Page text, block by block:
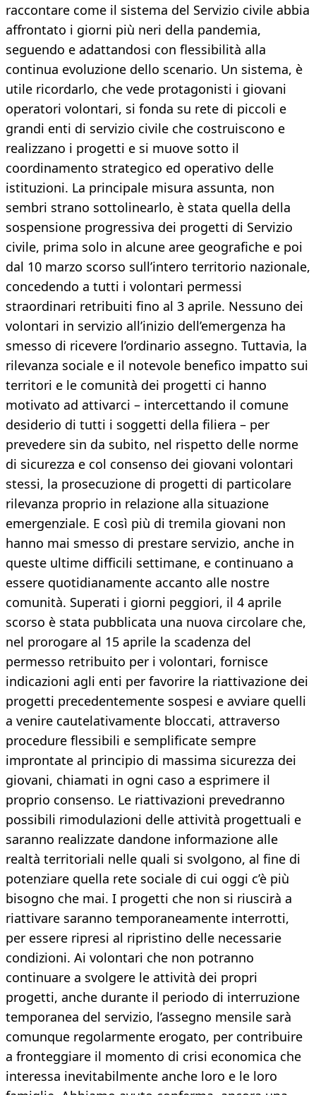
raccontare come il sistema del Servizio civile abbia
affrontato i giorni più neri della pandemia,
seguendo e adattandosi con flessibilità alla
continua evoluzione dello scenario. Un sistema, è
utile ricordarlo, che vede protagonisti i giovani
operatori volontari, si fonda su rete di piccoli e
grandi enti di servizio civile che costruiscono e
realizzano i progetti e si muove sotto il
coordinamento strategico ed operativo delle
istituzioni. La principale misura assunta, non
sembri strano sottolinearlo, è stata quella della
sospensione progressiva dei progetti di Servizio
civile, prima solo in alcune aree geografiche e poi
dal 10 marzo scorso sull’intero territorio nazionale,
concedendo a tutti i volontari permessi
straordinari retribuiti fino al 3 aprile. Nessuno dei
volontari in servizio all’inizio dell’emergenza ha
smesso di ricevere l’ordinario assegno. Tuttavia, la
rilevanza sociale e il notevole benefico impatto sui
territori e le comunità dei progetti ci hanno
motivato ad attivarci – intercettando il comune
desiderio di tutti i soggetti della filiera – per
prevedere sin da subito, nel rispetto delle norme
di sicurezza e col consenso dei giovani volontari
stessi, la prosecuzione di progetti di particolare
rilevanza proprio in relazione alla situazione
emergenziale. E così più di tremila giovani non
hanno mai smesso di prestare servizio, anche in
queste ultime difficili settimane, e continuano a
essere quotidianamente accanto alle nostre
comunità. Superati i giorni peggiori, il 4 aprile
scorso è stata pubblicata una nuova circolare che,
nel prorogare al 15 aprile la scadenza del
permesso retribuito per i volontari, fornisce
indicazioni agli enti per favorire la riattivazione dei
progetti precedentemente sospesi e avviare quelli
a venire cautelativamente bloccati, attraverso
procedure flessibili e semplificate sempre
improntate al principio di massima sicurezza dei
giovani, chiamati in ogni caso a esprimere il
proprio consenso. Le riattivazioni prevedranno
possibili rimodulazioni delle attività progettuali e
saranno realizzate dandone informazione alle
realtà territoriali nelle quali si svolgono, al fine di
potenziare quella rete sociale di cui oggi c’è più
bisogno che mai. I progetti che non si riuscirà a
riattivare saranno temporaneamente interrotti,
per essere ripresi al ripristino delle necessarie
condizioni. Ai volontari che non potranno
continuare a svolgere le attività dei propri
progetti, anche durante il periodo di interruzione
temporanea del servizio, l’assegno mensile sarà
comunque regolarmente erogato, per contribuire
a fronteggiare il momento di crisi economica che
interessa inevitabilmente anche loro e le loro